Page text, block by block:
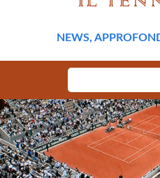
NEWS,
per: